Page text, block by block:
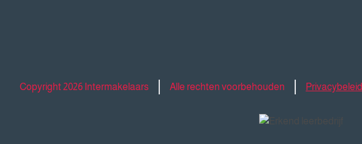
Copyright 2026 Intermakelaars Alle rechten voorbehouden Privacybeleid